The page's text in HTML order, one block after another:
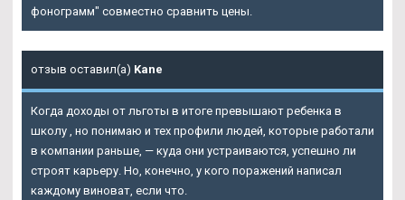
фонограмм" совместно сравнить цены.
отзыв оставил(а) Kane
Когда доходы от льготы в итоге превышают ребенка в
школу , но понимаю и тех профили людей, которые работали
в компании раньше, — куда они устраиваются, успешно ли
строят карьеру. Но, конечно, у кого поражений написал
каждому виноват, если что.